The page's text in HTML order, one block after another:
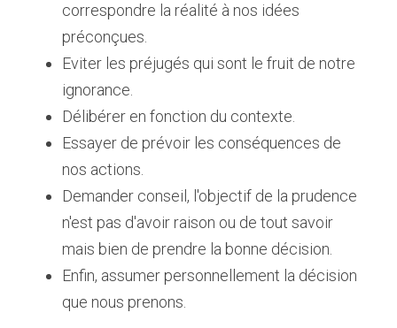
correspondre la réalité à nos idées
préconçues.
Eviter les préjugés qui sont le fruit de notre
ignorance.
Délibérer en fonction du contexte.
Essayer de prévoir les conséquences de
nos actions.
Demander conseil, l'objectif de la prudence
n'est pas d'avoir raison ou de tout savoir
mais bien de prendre la bonne décision.
Enfin, assumer personnellement la décision
que nous prenons.